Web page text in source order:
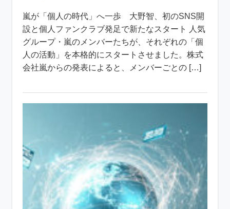
嵐が「個人の時代」へ一歩 大野智、初のSNS開
設と個人ファンクラブ発足で新たなスタート 人気
グループ・嵐のメンバーたちが、それぞれの「個
人の活動」を本格的にスタートさせました。株式
会社嵐からの発表によると、メンバーごとの […]